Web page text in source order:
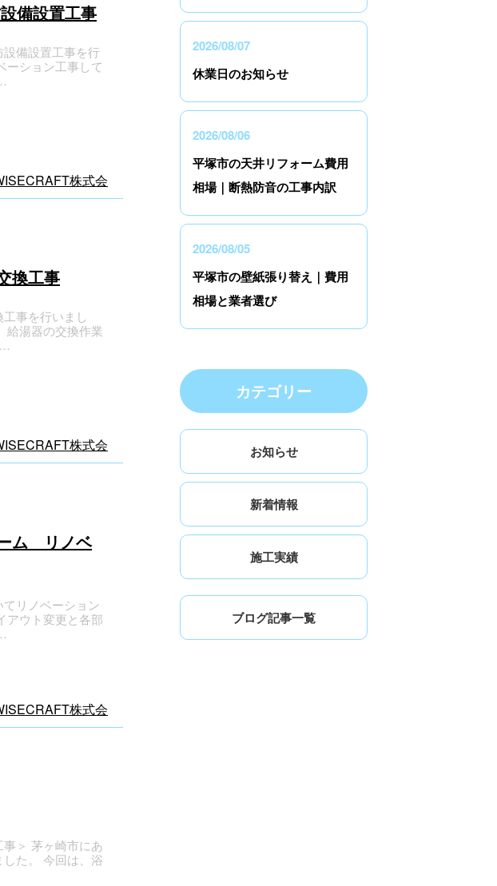
備設置工事
備設置工事を行
ーション工事して
株式会
社
換工事
事を行いまし
給湯器の交換作業
株式会
社
ム リノベ
リノベーション
アウト変更と各部
株式会
社
＞ 茅ヶ崎市にあ
た。 今回は、浴
2026/08/07
休業日のお知らせ
2026/08/06
平塚市の天井リフォーム費用
相場｜断熱防音の工事内訳
2026/08/05
平塚市の壁紙張り替え｜費用
相場と業者選び
カテゴリー
お知らせ
新着情報
施工実績
ブログ記事一覧